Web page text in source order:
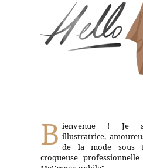
B ienvenue ! Je
illustratrice,
de la mode sous
croqueuse